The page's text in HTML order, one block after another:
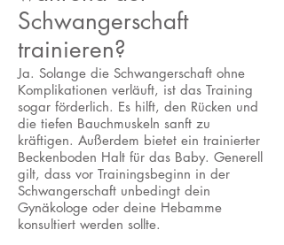
Schwangerschaft
trainieren?
Ja. Solange die Schwangerschaft ohne
Komplikationen verläuft, ist das Training
sogar förderlich. Es hilft, den Rücken und
die tiefen Bauchmuskeln sanft zu
kräftigen. Außerdem bietet ein trainierter
Beckenboden Halt für das Baby. Generell
gilt, dass vor Trainingsbeginn in der
Schwangerschaft unbedingt dein
Gynäkologe oder deine Hebamme
konsultiert werden sollte.